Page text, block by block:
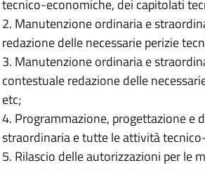
tecnico-economiche, dei capitolati
2. Manutenzione ordinaria e
redazione delle necessarie perizie
3. Manutenzione ordinaria e
contestuale redazione delle
etc;
4. Programmazione, progettazione e
straordinaria e tutte le attività
5. Rilascio delle autorizzazioni per le